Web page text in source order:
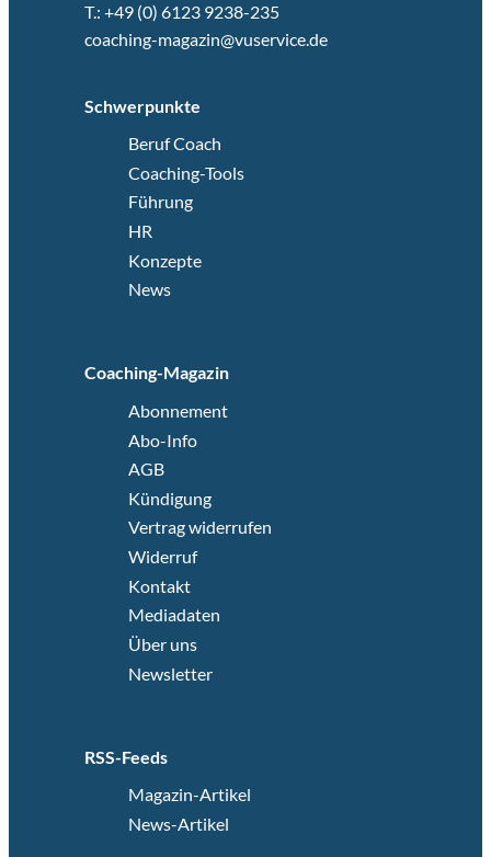
T.: +49 (0) 6123 9238-235
coaching-magazin@vuservice.de
Schwerpunkte
Beruf Coach
Coaching-Tools
Führung
HR
Konzepte
News
Coaching-Magazin
Abonnement
Abo-Info
AGB
Kündigung
Vertrag widerrufen
Widerruf
Kontakt
Mediadaten
Über uns
Newsletter
RSS-Feeds
Magazin-Artikel
News-Artikel